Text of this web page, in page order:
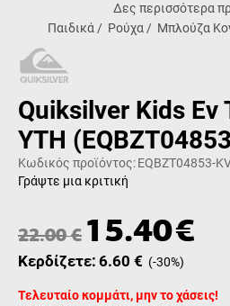
Δες περισσότερα
Παιδικά / Ρούχα / Μπλούζα
Quiksilver Kids Ev
YTH
Κωδικός προϊόντος:EQBZT04853-
Γράψτε μια κριτική
22.00€ 15.40€
Κερδίζετε: 6.60 € (-30%)
Τελευταίο κομμάτι, μην το χάσεις!